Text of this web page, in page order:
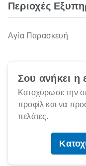
Περιοχές
Αγία Παρασκευή
Σου ανήκει η
Κατοχύρωσε την
προφίλ και να
πελάτες.